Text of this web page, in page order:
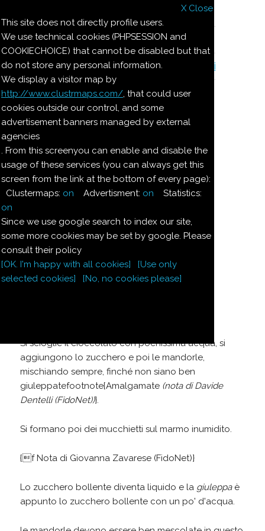
X Close
This site does not directly profile users.
We use technical cookies (PHPSESSION and
COOKIECHOICE) that cannot be disabled but that
do not store any personal information.
We display a visitor map by
http://www.clustrmaps.com/, that could user
cookies outside our control, and some
advertisement banners managed by external
agencies
. From this screenyou can enable and disable the
usage of these services (you can always get this
screen from the link at the bottom of every page):
Clustermaps: on Advertisment: on Statistics:
on
Since we use google search to index our site,
some more cookies may be set by google. Please
consult their policy
[OK. I'm happy with all cookies]
[Use only
selected cookies]
[No, no cookies please]
Le ricette di Pierre
Il quaderno di casa Magnaghi-Zorzoli
Le ricette di Pierre
MANDORLE
ATTERRATE
350
g mandorle abbrustolite
170 g zucchero
Si scioglie il cioccolato con pochissima acqua, si
aggiungono lo zucchero e poi le mandorle,
mischiando sempre, finché non siano ben
giuleppatefootnote{Amalgamate (nota di Davide
Dentelli (FidoNet))}.
Si formano poi dei mucchietti sul marmo inumidito.
{f Nota di Giovanna Zavarese (FidoNet)}
Lo zucchero bollente diventa liquido e la giuleppaè
appunto lo zucchero bollente con un po' d'acqua.